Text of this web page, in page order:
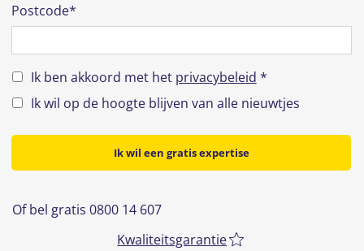
Postcode*
Ik ben akkoord met het privacybeleid *
Ik wil op de hoogte blijven van alle nieuwtjes
Ik wil een gratis expertise
Of bel gratis 0800 14 607
Kwaliteitsgarantie